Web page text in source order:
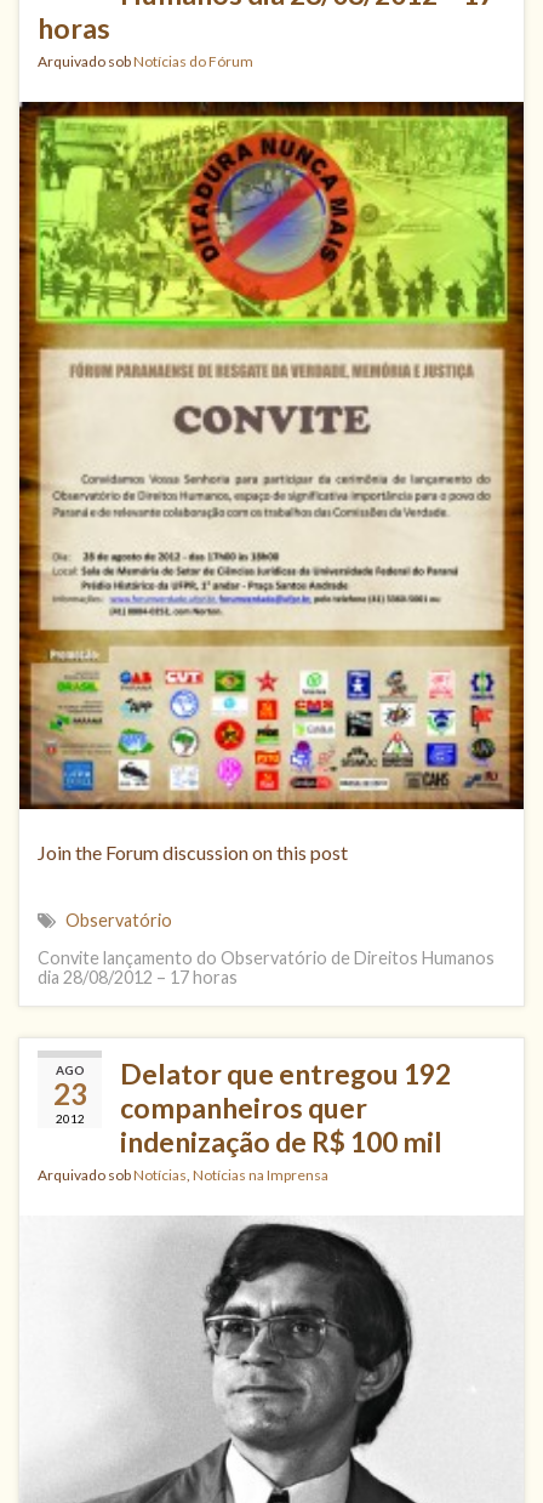
horas
Arquivado sobNotícias do Fórum
Join the Forum discussion on this post
Observatório
Convite lançamento do Observatório de Direitos Humanos
dia 28/08/2012 – 17 horas
AGO
23
2012
Delator que entregou 192
companheiros quer
indenização de R$ 100 mil
Arquivado sobNotícias Notícias na Imprensa